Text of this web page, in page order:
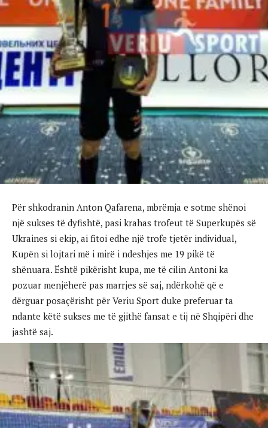
Për shkodranin Anton Qafarena, mbrëmja e sotme shënoi
një sukses të dyfishtë, pasi krahas trofeut të Superkupës së
Ukraines si ekip, ai fitoi edhe një trofe tjetër individual,
Kupën si lojtari më i mirë i ndeshjes me 19 pikë të
shënuara. Është pikërisht kupa, me të cilin Antoni ka
pozuar menjëherë pas marrjes së saj, ndërkohë që e
dërguar posaçërisht për Veriu Sport duke preferuar ta
ndante këtë sukses me të gjithë fansat e tij në Shqipëri dhe
jashtë saj.